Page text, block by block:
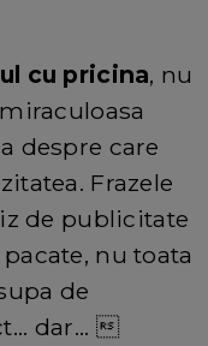
cu pricina, nu
despre care
Frazele
de publicitate
nu toata
de
dar...